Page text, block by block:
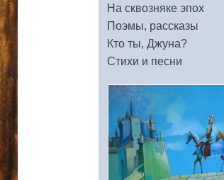
На сквозняке эпох
Поэмы, рассказы
Кто ты, Джуна?
Стихи и песни